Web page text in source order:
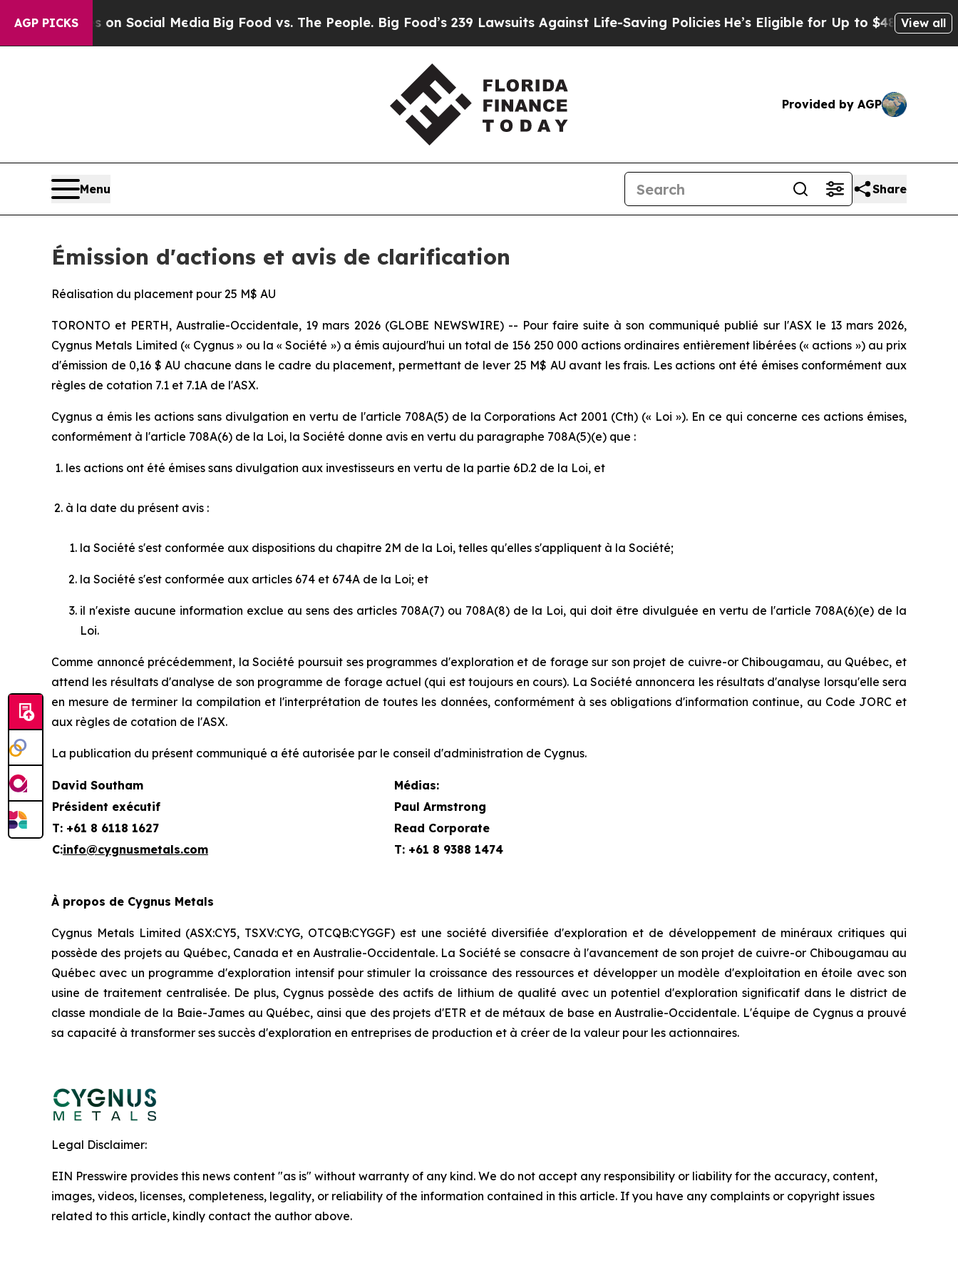
AGP PICKSon Social Media Big Food vs. The People. Big Food’s 239 Lawsuits Against Life-Saving PoliciesHe’s Eligible for Up to $480,000 AfterView all
Provided by AGP
Menu Share
Émission d'actions et avis de clarification
Réalisation du placement pour 25 M$ AU
TORONTO et PERTH, Australie-Occidentale, 19 mars 2026 (GLOBE NEWSWIRE) -- Pour faire suite à son communiqué publié sur l'ASX le 13 mars 2026,
Cygnus Metals Limited (« Cygnus » ou la « Société ») a émis aujourd'hui un total de 156 250 000 actions ordinaires entièrement libérées (« actions ») au prix
d'émission de 0,16 $ AU chacune dans le cadre du placement, permettant de lever 25 M$ AU avant les frais. Les actions ont été émises conformément aux
règles de cotation 7.1 et 7.1A de l'ASX.
Cygnus a émis les actions sans divulgation en vertu de l'article 708A(5) de la Corporations Act 2001 (Cth) (« Loi »). En ce qui concerne ces actions émises,
conformément à l'article 708A(6) de la Loi, la Société donne avis en vertu du paragraphe 708A(5)(e) que :
les actions ont été émises sans divulgation aux investisseurs en vertu de la partie 6D.2 de la Loi, et
à la date du présent avis :
la Société s'est conformée aux dispositions du chapitre 2M de la Loi, telles qu'elles s'appliquent à la Société;
la Société s'est conformée aux articles 674 et 674A de la Loi; et
il n'existe aucune information exclue au sens des articles 708A(7) ou 708A(8) de la Loi, qui doit être divulguée en vertu de l'article 708A(6)(e) de la
Loi.
Comme annoncé précédemment, la Société poursuit ses programmes d'exploration et de forage sur son projet de cuivre-or Chibougamau, au Québec, et
attend les résultats d'analyse de son programme de forage actuel (qui est toujours en cours). La Société annoncera les résultats d'analyse lorsqu'elle sera
en mesure de terminer la compilation et l'interprétation de toutes les données, conformément à ses obligations d'information continue, au Code JORC et
aux règles de cotation de l'ASX.
La publication du présent communiqué a été autorisée par le conseil d'administration de Cygnus.
David Southam
Médias:
Président exécutif
Paul Armstrong
T: +61 8 6118 1627
Read Corporate
C:info@cygnusmetals.com T: +61 8 9388 1474
À propos de Cygnus Metals
Cygnus Metals Limited (ASX:CY5, TSXV:CYG, OTCQB:CYGGF) est une société diversifiée d'exploration et de développement de minéraux critiques qui
possède des projets au Québec, Canada et en Australie-Occidentale. La Société se consacre à l'avancement de son projet de cuivre-or Chibougamau au
Québec avec un programme d'exploration intensif pour stimuler la croissance des ressources et développer un modèle d'exploitation en étoile avec son
usine de traitement centralisée. De plus, Cygnus possède des actifs de lithium de qualité avec un potentiel d'exploration significatif dans le district de
classe mondiale de la Baie-James au Québec, ainsi que des projets d'ETR et de métaux de base en Australie-Occidentale. L'équipe de Cygnus a prouvé
sa capacité à transformer ses succès d'exploration en entreprises de production et à créer de la valeur pour les actionnaires.
Legal Disclaimer:
EIN Presswire provides this news content "as is" without warranty of any kind. We do not accept any responsibility or liability for the accuracy, content,
images, videos, licenses, completeness, legality, or reliability of the information contained in this article. If you have any complaints or copyright issues
related to this article, kindly contact the author above.